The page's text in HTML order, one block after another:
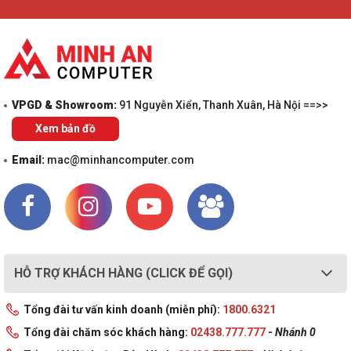
VPGD & Showroom: 91 Nguyễn Xiển, Thanh Xuân, Hà Nội ==>>
Xem bản đồ
Email: mac@minhancomputer.com
HỖ TRỢ KHÁCH HÀNG (CLICK ĐỂ GỌI)
Tổng đài tư vấn kinh doanh (miễn phí): 1800.6321
Tổng đài chăm sóc khách hàng: 02438.777.777 - Nhánh 0